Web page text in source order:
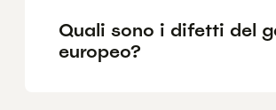
Quali sono i difetti del
europeo?